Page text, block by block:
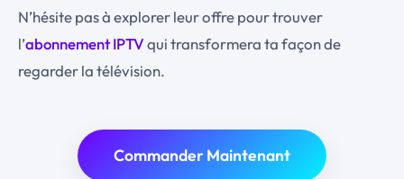
N’hésite pas à explorer leur offre pour trouver
l’abonnement IPTVqui transformera ta façon de
regarder la télévision.
Commander Maintenant